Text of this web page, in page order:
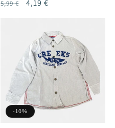
Prix
5,99 €
Prix
4,19 €
-10%